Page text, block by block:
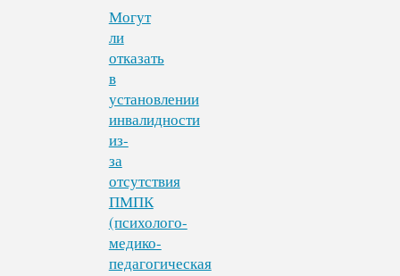
Могут
ли
отказать
в
установлении
инвалидности
из-
за
отсутствия
ПМПК
(психолого-
медико-
педагогическая